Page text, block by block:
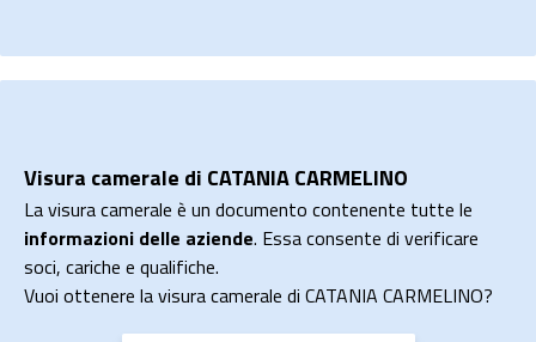
Visura camerale di CATANIA CARMELINO
La visura camerale è un documento contenente tutte le
informazioni delle aziende. Essa consente di verificare
soci, cariche e qualifiche.
Vuoi ottenere la visura camerale di CATANIA CARMELINO?